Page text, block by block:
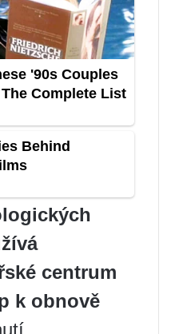
centrum
k obnově